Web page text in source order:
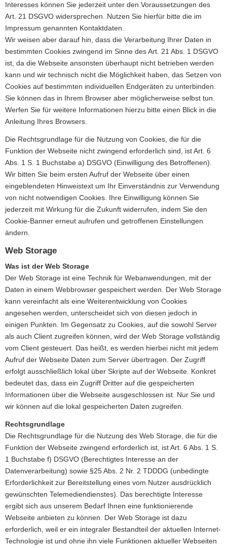
Interesses können Sie jederzeit unter den Voraussetzungen des
Art. 21 DSGVO widersprechen. Nutzen Sie hierfür bitte die im
Impressum genannten Kontaktdaten.
Wir weisen aber darauf hin, dass die Verarbeitung Ihrer Daten in
bestimmten Cookies zwingend im Sinne des Art. 21 Abs. 1 DSGVO
ist, da die Webseite ansonsten überhaupt nicht betrieben werden
kann und wir technisch nicht die Möglichkeit haben, das Setzen von
Cookies auf bestimmten individuellen Endgeräten zu unterbinden.
Sie können das in Ihrem Browser aber möglicherweise selbst tun.
Werfen Sie für weitere Informationen hierzu bitte einen Blick in die
Anleitung Ihres Browsers.
Die Rechtsgrundlage für die Nutzung von Cookies, die für die
Funktion der Webseite nicht zwingend erforderlich sind, ist Art. 6
Abs. 1 S. 1 Buchstabe a) DSGVO (Einwilligung des Betroffenen).
Wir bitten Sie beim ersten Aufruf der Webseite über einen
eingeblendeten Hinweistext um Ihr Einverständnis zur Verwendung
von nicht notwendigen Cookies. Ihre Einwilligung können Sie
jederzeit mit Wirkung für die Zukunft widerrufen, indem Sie den
Cookie-Banner erneut aufrufen und getroffenen Einstellungen
ändern.
Web Storage
Was ist der Web Storage
Der Web Storage ist eine Technik für Webanwendungen, mit der
Daten in einem Webbrowser gespeichert werden. Der Web Storage
kann vereinfacht als eine Weiterentwicklung von Cookies
angesehen werden, unterscheidet sich von diesen jedoch in
einigen Punkten. Im Gegensatz zu Cookies, auf die sowohl Server
als auch Client zugreifen können, wird der Web Storage vollständig
vom Client gesteuert. Das heißt, es werden hierbei nicht mit jedem
Aufruf der Webseite Daten zum Server übertragen. Der Zugriff
erfolgt ausschließlich lokal über Skripte auf der Webseite. Konkret
bedeutet das, dass ein Zugriff Dritter auf die gespeicherten
Informationen über die Webseite ausgeschlossen ist. Nur Sie und
wir können auf die lokal gespeicherten Daten zugreifen.
Rechtsgrundlage
Die Rechtsgrundlage für die Nutzung des Web Storage, die für die
Funktion der Webseite zwingend erforderlich ist, ist Art. 6 Abs. 1 S.
1 Buchstabe f) DSGVO (Berechtigtes Interesse an der
Datenverarbeitung) sowie §25 Abs. 2 Nr. 2 TDDDG (unbedingte
Erforderlichkeit zur Bereitstellung eines vom Nutzer ausdrücklich
gewünschten Telemediendienstes). Das berechtigte Interesse
ergibt sich aus unserem Bedarf Ihnen eine funktionierende
Webseite anbieten zu können. Der Web Storage ist dazu
erforderlich, weil er ein integraler Bestandteil der aktuellen Internet-
Technologie ist und ohne ihn viele Funktionen aktueller Webseiten